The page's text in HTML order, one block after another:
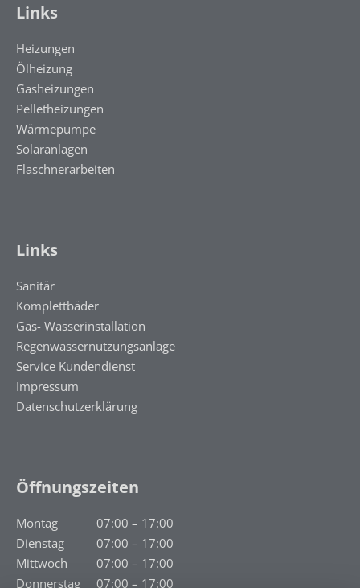
Links
Heizungen
Ölheizung
Gasheizungen
Pelletheizungen
Wärmepumpe
Solaranlagen
Flaschnerarbeiten
Links
Sanitär
Komplettbäder
Gas- Wasserinstallation
Regenwassernutzungsanlage
Service Kundendienst
Impressum
Datenschutzerklärung
Öffnungszeiten
Montag
Dienstag
Mittwoch
Donnerstag
07:00 – 17:00
07:00 – 17:00
07:00 – 17:00
07:00 – 17:00